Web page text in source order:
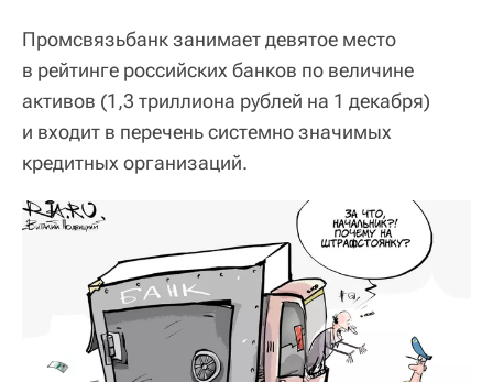
Промсвязьбанк занимает девятое место
в рейтинге российских банков по величине
активов (1,3 триллиона рублей на 1 декабря)
и входит в перечень системно значимых
кредитных организаций.